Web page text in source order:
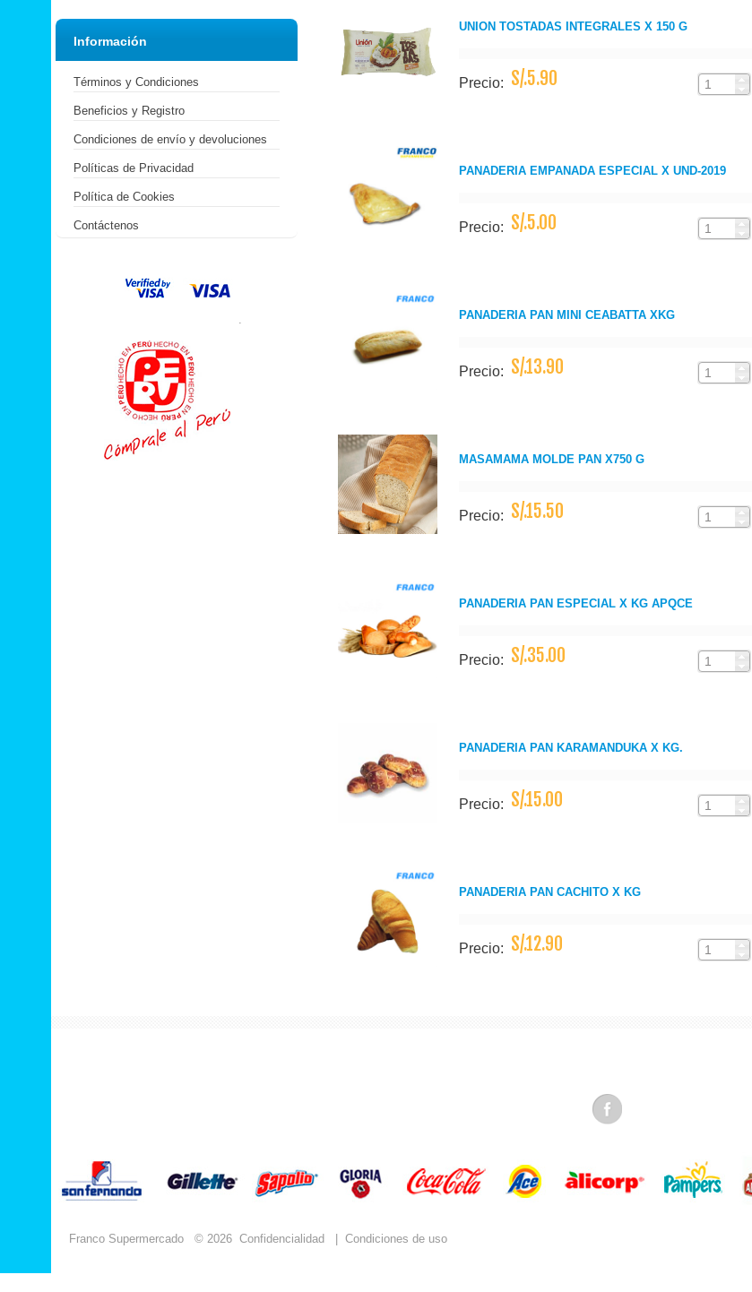
UNION TOSTADAS INTEGRALES X 150 G
Precio: S/.5.90
PANADERIA EMPANADA ESPECIAL X UND-2019
Precio: S/.5.00
PANADERIA PAN MINI CEABATTA XKG
Precio: S/.13.90
MASAMAMA MOLDE PAN X750 G
Precio: S/.15.50
PANADERIA PAN ESPECIAL X KG APQCE
Precio: S/.35.00
PANADERIA PAN KARAMANDUKA X KG.
Precio: S/.15.00
PANADERIA PAN CACHITO X KG
Precio: S/.12.90
Información
Términos y Condiciones
Beneficios y Registro
Condiciones de envío y devoluciones
Políticas de Privacidad
Política de Cookies
Contáctenos
.
Franco Supermercado © 2026 Confidencialidad Condiciones de uso